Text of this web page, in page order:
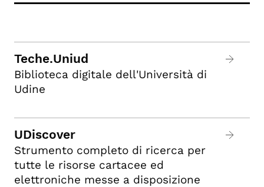
Teche.Uniud
Biblioteca digitale dell'Università di
Udine
UDiscover
Strumento completo di ricerca per
tutte le risorse cartacee ed
elettroniche messe a disposizione